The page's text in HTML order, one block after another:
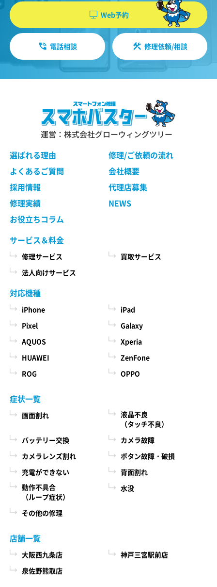
Web予約
電話相談 修理依頼/相談
運営：株式会社グローウィングツリー
選ばれる理由
修理/ご依頼の流れ
よくあるご質問
会社概要
採用情報
代理店募集
修理実績
NEWS
お役立ちコラム
サービス＆料金
修理サービス
買取サービス
法人向けサービス
対応機種
iPhone
iPad
Pixel
Galaxy
AQUOS
Xperia
HUAWEI
ZenFone
ROG
OPPO
症状一覧
画面割れ
液晶不良
（タッチ不良）
バッテリー交換
カメラ故障
カメラレンズ割れ
ボタン故障・破損
充電ができない
背面割れ
動作不具合
（ループ症状）
水没
その他の修理
店舗一覧
大阪西九条店
神戸三宮駅前店
泉佐野熊取店